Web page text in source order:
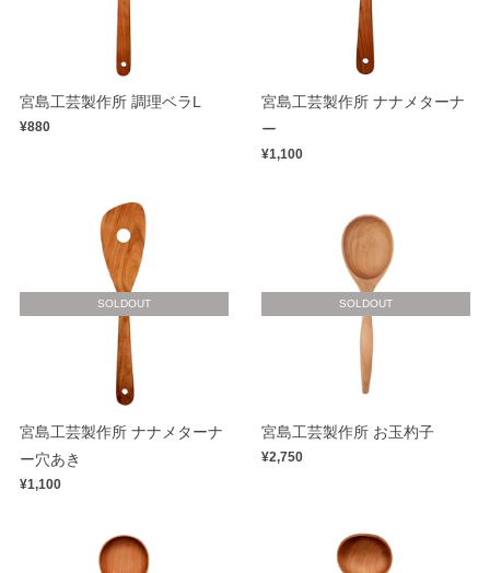
宮島工芸製作所 調理ベラL
¥880
宮島工芸製作所 ナナメターナ
ー
¥1,100
SOLDOUT
宮島工芸製作所 ナナメターナ
ー穴あき
¥1,100
SOLDOUT
宮島工芸製作所 お玉杓子
¥2,750